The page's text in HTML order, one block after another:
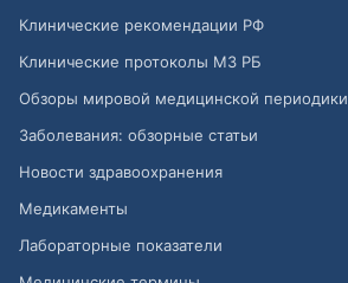
Клинические рекомендации РФ
Клинические протоколы МЗ РБ
Обзоры мировой медицинской периодики
Заболевания: обзорные статьи
Новости здравоохранения
Медикаменты
Лабораторные показатели